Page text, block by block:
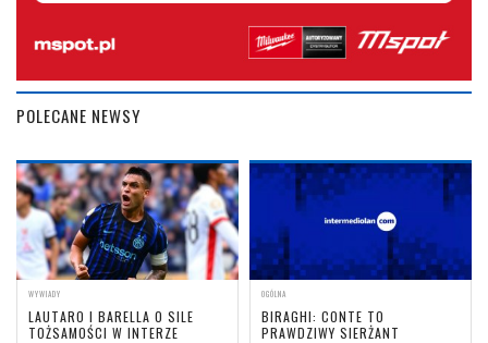
POLECANE NEWSY
WYWIADY
LAUTARO I BARELLA O SILE
TOŻSAMOŚCI W INTERZE
OGÓLNA
BIRAGHI: CONTE TO
PRAWDZIWY SIERŻANT